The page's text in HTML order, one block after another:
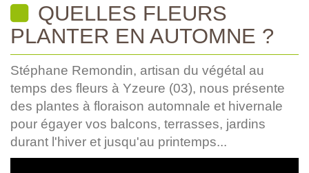
QUELLES FLEURS
PLANTER EN AUTOMNE ?
Stéphane Remondin, artisan du végétal au
temps des fleurs à Yzeure (03), nous présente
des plantes à floraison automnale et hivernale
pour égayer vos balcons, terrasses, jardins
durant l'hiver et jusqu'au printemps...